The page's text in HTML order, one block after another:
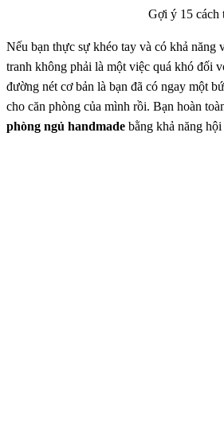
Gợi ý 15 cách
Nếu bạn thực sự khéo tay và có khả năng
tranh không phải là một việc quá khó đối
đường nét cơ bản là bạn đã có ngay một
cho căn phòng của mình rồi. Bạn hoàn
phòng ngủ handmade bằng khả năng